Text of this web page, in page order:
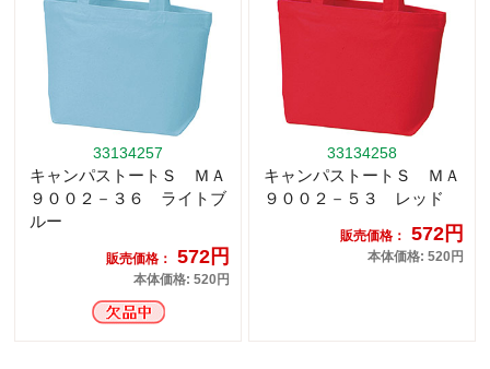
33134257
キャンパストートＳ ＭＡ
９００２－３６ ライトブ
ルー
販売価格： 572円
本体価格: 520円
33134258
キャンパストートＳ ＭＡ
９００２－５３ レッド
販売価格： 572円
本体価格: 520円